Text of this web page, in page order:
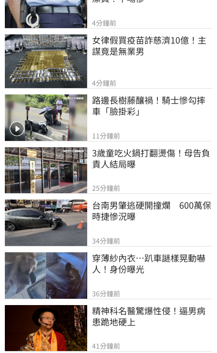
4分鐘前
女律假買疫苗詐慈濟10億！主
謀竟是無業男
4分鐘前
路邊長樹藤釀禍！騎士慘勾摔
車「臉掛彩」
11分鐘前
3歲童吃火鍋打翻燙傷！母告負
責人結局曝
25分鐘前
台南男肇逃硬開撞爛　600萬保
時捷慘況曝
34分鐘前
穿薄紗內衣…趴車謎樣晃動嚇
人！身份曝光
36分鐘前
精神科名醫驚爆性侵！逼男病
患跪地硬上
41分鐘前